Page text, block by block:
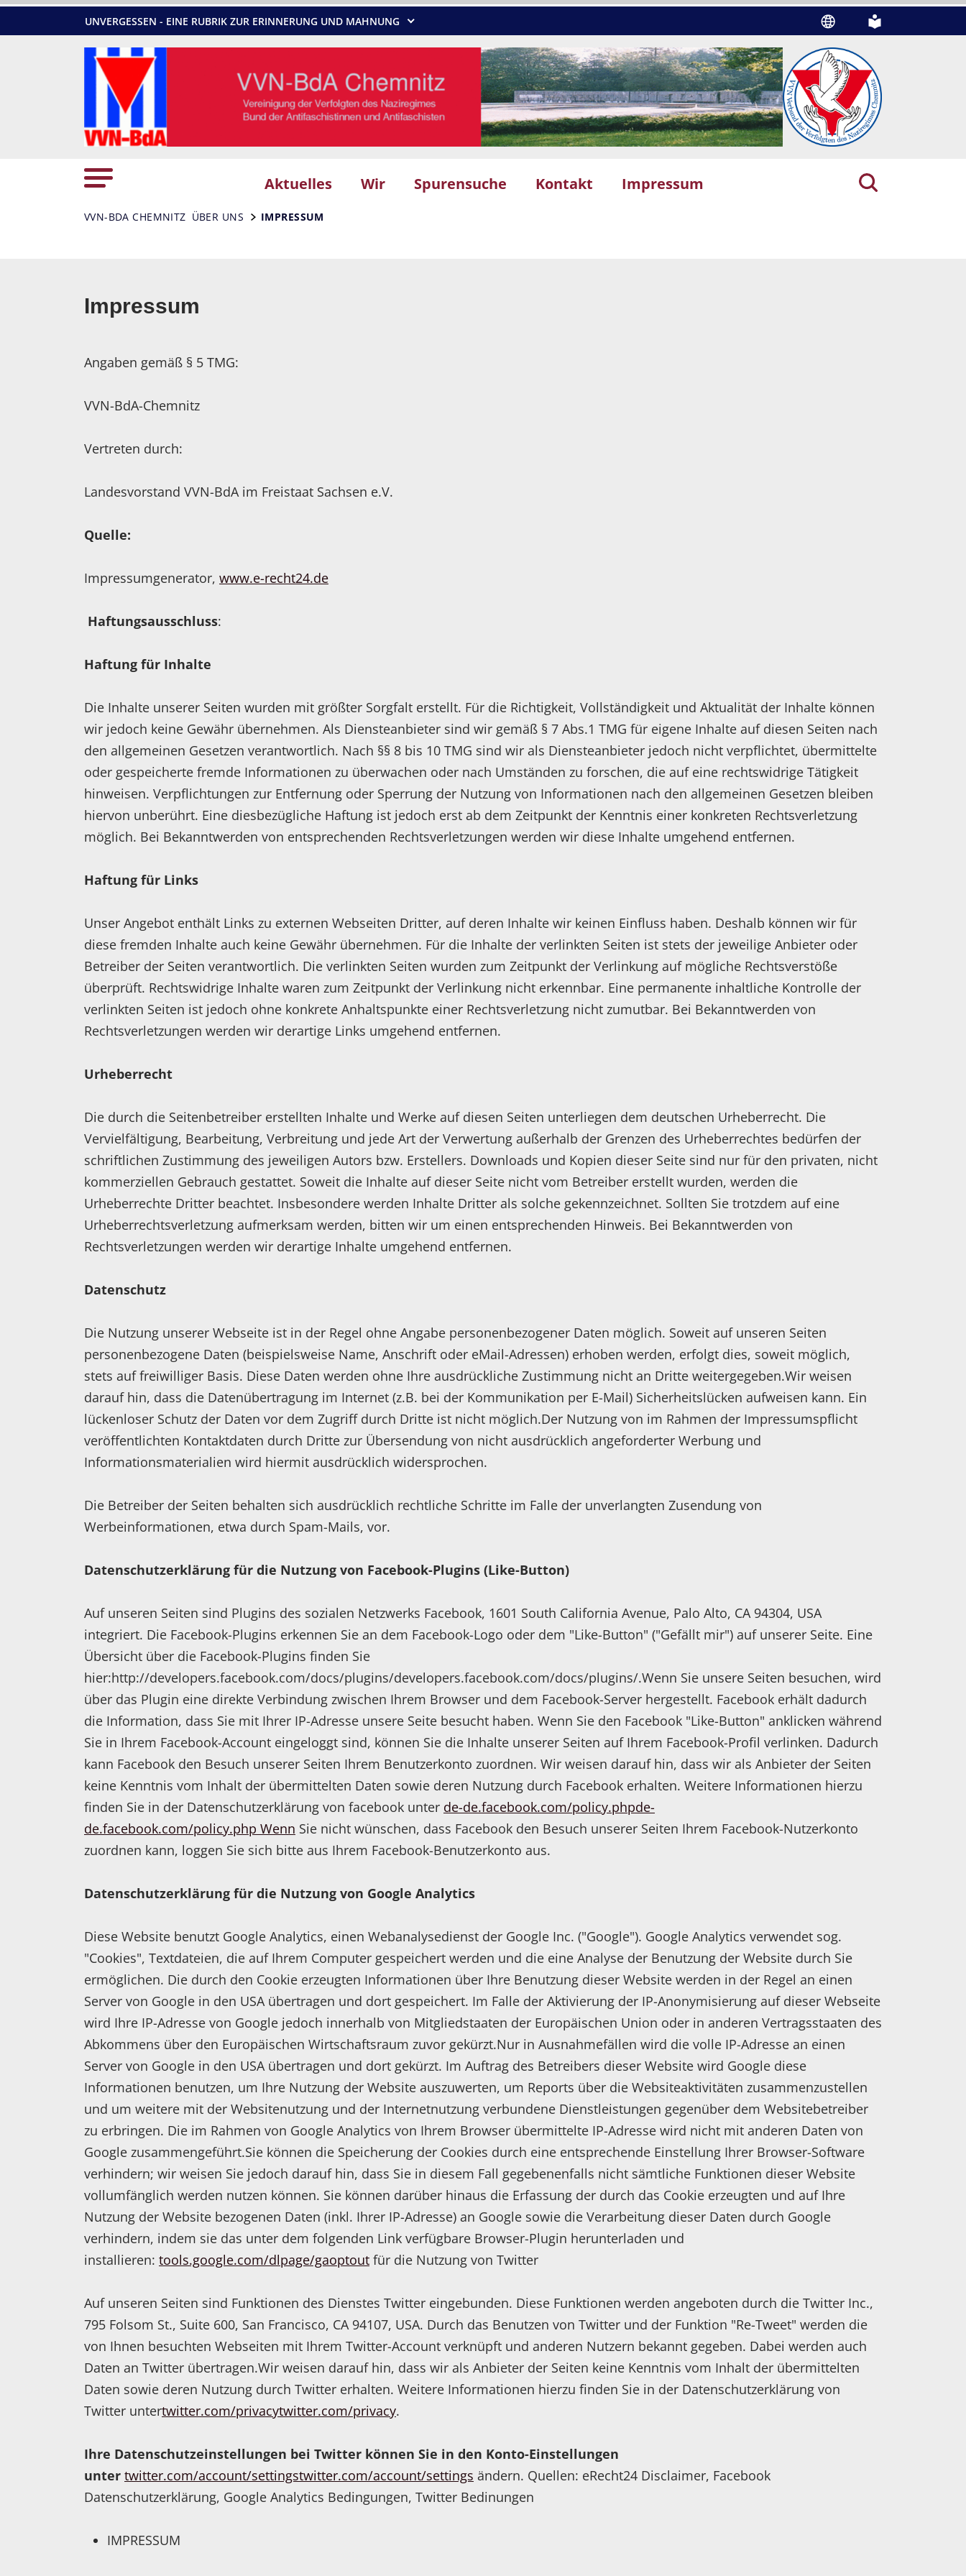
UNVERGESSEN - EINE RUBRIK ZUR ERINNERUNG UND MAHNUNG
Aktuelles Wir Spurensuche Kontakt Impressum
VVN-BDA CHEMNITZ ÜBER UNS IMPRESSUM
Impressum
Angaben gemäß § 5 TMG:
VVN-BdA-Chemnitz
Vertreten durch:
Landesvorstand VVN-BdA im Freistaat Sachsen e.V.
Quelle:
Impressumgenerator, www.e-recht24.de
Haftungsausschluss:
Haftung für Inhalte
Die Inhalte unserer Seiten wurden mit größter Sorgfalt erstellt. Für die Richtigkeit, Vollständigkeit und Aktualität der Inhalte können
wir jedoch keine Gewähr übernehmen. Als Diensteanbieter sind wir gemäß § 7 Abs.1 TMG für eigene Inhalte auf diesen Seiten nach
den allgemeinen Gesetzen verantwortlich. Nach §§ 8 bis 10 TMG sind wir als Diensteanbieter jedoch nicht verpflichtet, übermittelte
oder gespeicherte fremde Informationen zu überwachen oder nach Umständen zu forschen, die auf eine rechtswidrige Tätigkeit
hinweisen. Verpflichtungen zur Entfernung oder Sperrung der Nutzung von Informationen nach den allgemeinen Gesetzen bleiben
hiervon unberührt. Eine diesbezügliche Haftung ist jedoch erst ab dem Zeitpunkt der Kenntnis einer konkreten Rechtsverletzung
möglich. Bei Bekanntwerden von entsprechenden Rechtsverletzungen werden wir diese Inhalte umgehend entfernen.
Haftung für Links
Unser Angebot enthält Links zu externen Webseiten Dritter, auf deren Inhalte wir keinen Einfluss haben. Deshalb können wir für
diese fremden Inhalte auch keine Gewähr übernehmen. Für die Inhalte der verlinkten Seiten ist stets der jeweilige Anbieter oder
Betreiber der Seiten verantwortlich. Die verlinkten Seiten wurden zum Zeitpunkt der Verlinkung auf mögliche Rechtsverstöße
überprüft. Rechtswidrige Inhalte waren zum Zeitpunkt der Verlinkung nicht erkennbar. Eine permanente inhaltliche Kontrolle der
verlinkten Seiten ist jedoch ohne konkrete Anhaltspunkte einer Rechtsverletzung nicht zumutbar. Bei Bekanntwerden von
Rechtsverletzungen werden wir derartige Links umgehend entfernen.
Urheberrecht
Die durch die Seitenbetreiber erstellten Inhalte und Werke auf diesen Seiten unterliegen dem deutschen Urheberrecht. Die
Vervielfältigung, Bearbeitung, Verbreitung und jede Art der Verwertung außerhalb der Grenzen des Urheberrechtes bedürfen der
schriftlichen Zustimmung des jeweiligen Autors bzw. Erstellers. Downloads und Kopien dieser Seite sind nur für den privaten, nicht
kommerziellen Gebrauch gestattet. Soweit die Inhalte auf dieser Seite nicht vom Betreiber erstellt wurden, werden die
Urheberrechte Dritter beachtet. Insbesondere werden Inhalte Dritter als solche gekennzeichnet. Sollten Sie trotzdem auf eine
Urheberrechtsverletzung aufmerksam werden, bitten wir um einen entsprechenden Hinweis. Bei Bekanntwerden von
Rechtsverletzungen werden wir derartige Inhalte umgehend entfernen.
Datenschutz
Die Nutzung unserer Webseite ist in der Regel ohne Angabe personenbezogener Daten möglich. Soweit auf unseren Seiten
personenbezogene Daten (beispielsweise Name, Anschrift oder eMail-Adressen) erhoben werden, erfolgt dies, soweit möglich,
stets auf freiwilliger Basis. Diese Daten werden ohne Ihre ausdrückliche Zustimmung nicht an Dritte weitergegeben.Wir weisen
darauf hin, dass die Datenübertragung im Internet (z.B. bei der Kommunikation per E-Mail) Sicherheitslücken aufweisen kann. Ein
lückenloser Schutz der Daten vor dem Zugriff durch Dritte ist nicht möglich.Der Nutzung von im Rahmen der Impressumspflicht
veröffentlichten Kontaktdaten durch Dritte zur Übersendung von nicht ausdrücklich angeforderter Werbung und
Informationsmaterialien wird hiermit ausdrücklich widersprochen.
Die Betreiber der Seiten behalten sich ausdrücklich rechtliche Schritte im Falle der unverlangten Zusendung von
Werbeinformationen, etwa durch Spam-Mails, vor.
Datenschutzerklärung für die Nutzung von Facebook-Plugins (Like-Button)
Auf unseren Seiten sind Plugins des sozialen Netzwerks Facebook, 1601 South California Avenue, Palo Alto, CA 94304, USA
integriert. Die Facebook-Plugins erkennen Sie an dem Facebook-Logo oder dem "Like-Button" ("Gefällt mir") auf unserer Seite. Eine
Übersicht über die Facebook-Plugins finden Sie
hier:http://developers.facebook.com/docs/plugins/developers.facebook.com/docs/plugins/.Wenn Sie unsere Seiten besuchen, wird
über das Plugin eine direkte Verbindung zwischen Ihrem Browser und dem Facebook-Server hergestellt. Facebook erhält dadurch
die Information, dass Sie mit Ihrer IP-Adresse unsere Seite besucht haben. Wenn Sie den Facebook "Like-Button" anklicken während
Sie in Ihrem Facebook-Account eingeloggt sind, können Sie die Inhalte unserer Seiten auf Ihrem Facebook-Profil verlinken. Dadurch
kann Facebook den Besuch unserer Seiten Ihrem Benutzerkonto zuordnen. Wir weisen darauf hin, dass wir als Anbieter der Seiten
keine Kenntnis vom Inhalt der übermittelten Daten sowie deren Nutzung durch Facebook erhalten. Weitere Informationen hierzu
finden Sie in der Datenschutzerklärung von facebook unter de-de.facebook.com/policy.phpde-
de.facebook.com/policy.php Wenn Sie nicht wünschen, dass Facebook den Besuch unserer Seiten Ihrem Facebook-Nutzerkonto
zuordnen kann, loggen Sie sich bitte aus Ihrem Facebook-Benutzerkonto aus.
Datenschutzerklärung für die Nutzung von Google Analytics
Diese Website benutzt Google Analytics, einen Webanalysedienst der Google Inc. ("Google"). Google Analytics verwendet sog.
"Cookies", Textdateien, die auf Ihrem Computer gespeichert werden und die eine Analyse der Benutzung der Website durch Sie
ermöglichen. Die durch den Cookie erzeugten Informationen über Ihre Benutzung dieser Website werden in der Regel an einen
Server von Google in den USA übertragen und dort gespeichert. Im Falle der Aktivierung der IP-Anonymisierung auf dieser Webseite
wird Ihre IP-Adresse von Google jedoch innerhalb von Mitgliedstaaten der Europäischen Union oder in anderen Vertragsstaaten des
Abkommens über den Europäischen Wirtschaftsraum zuvor gekürzt.Nur in Ausnahmefällen wird die volle IP-Adresse an einen
Server von Google in den USA übertragen und dort gekürzt. Im Auftrag des Betreibers dieser Website wird Google diese
Informationen benutzen, um Ihre Nutzung der Website auszuwerten, um Reports über die Websiteaktivitäten zusammenzustellen
und um weitere mit der Websitenutzung und der Internetnutzung verbundene Dienstleistungen gegenüber dem Websitebetreiber
zu erbringen. Die im Rahmen von Google Analytics von Ihrem Browser übermittelte IP-Adresse wird nicht mit anderen Daten von
Google zusammengeführt.Sie können die Speicherung der Cookies durch eine entsprechende Einstellung Ihrer Browser-Software
verhindern; wir weisen Sie jedoch darauf hin, dass Sie in diesem Fall gegebenenfalls nicht sämtliche Funktionen dieser Website
vollumfänglich werden nutzen können. Sie können darüber hinaus die Erfassung der durch das Cookie erzeugten und auf Ihre
Nutzung der Website bezogenen Daten (inkl. Ihrer IP-Adresse) an Google sowie die Verarbeitung dieser Daten durch Google
verhindern, indem sie das unter dem folgenden Link verfügbare Browser-Plugin herunterladen und
installieren: tools.google.com/dlpage/gaoptout für die Nutzung von Twitter
Auf unseren Seiten sind Funktionen des Dienstes Twitter eingebunden. Diese Funktionen werden angeboten durch die Twitter Inc.,
795 Folsom St., Suite 600, San Francisco, CA 94107, USA. Durch das Benutzen von Twitter und der Funktion "Re-Tweet" werden die
von Ihnen besuchten Webseiten mit Ihrem Twitter-Account verknüpft und anderen Nutzern bekannt gegeben. Dabei werden auch
Daten an Twitter übertragen.Wir weisen darauf hin, dass wir als Anbieter der Seiten keine Kenntnis vom Inhalt der übermittelten
Daten sowie deren Nutzung durch Twitter erhalten. Weitere Informationen hierzu finden Sie in der Datenschutzerklärung von
Twitter untertwitter.com/privacytwitter.com/privacy.
Ihre Datenschutzeinstellungen bei Twitter können Sie in den Konto-Einstellungen
unter twitter.com/account/settingstwitter.com/account/settings ändern. Quellen: eRecht24 Disclaimer, Facebook
Datenschutzerklärung, Google Analytics Bedingungen, Twitter Bedinungen
IMPRESSUM